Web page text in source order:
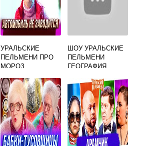
УРАЛЬСКИЕ
ПЕЛЬМЕНИ ПРО
МОРОЗ
ШОУ УРАЛЬСКИЕ
ПЕЛЬМЕНИ
ГЕОГРАФИЯ
ПЕЛЬМЕНЕЙ